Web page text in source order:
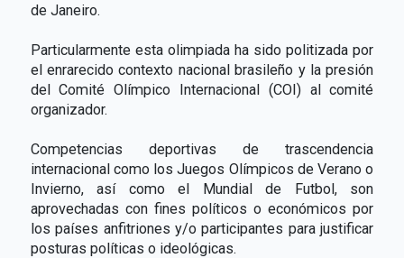
de Janeiro.
Particularmente esta olimpiada ha sido politizada por
el enrarecido contexto nacional brasileño y la presión
del Comité Olímpico Internacional (COI) al comité
organizador.
Competencias deportivas de trascendencia
internacional como los Juegos Olímpicos de Verano o
Invierno, así como el Mundial de Futbol, son
aprovechadas con fines políticos o económicos por
los países anfitriones y/o participantes para justificar
posturas políticas o ideológicas.